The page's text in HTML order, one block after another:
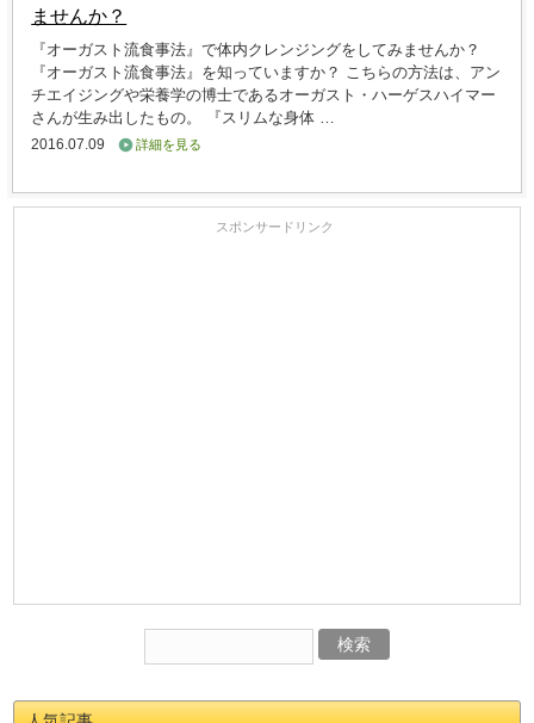
ませんか？
『オーガスト流食事法』で体内クレンジングをしてみませんか？
『オーガスト流食事法』を知っていますか？ こちらの方法は、アン
チエイジングや栄養学の博士であるオーガスト・ハーゲスハイマー
さんが生み出したもの。 『スリムな身体 …
2016.07.09
詳細を見る
スポンサードリンク